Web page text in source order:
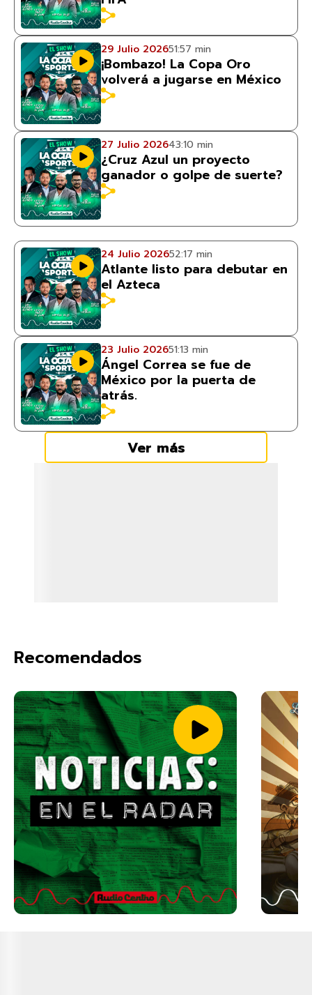
29 Julio 202651:57 min
¡Bombazo! La Copa Oro
volverá a jugarse en México
27 Julio 202643:10 min
¿Cruz Azul un proyecto
ganador o golpe de suerte?
24 Julio 202652:17 min
Atlante listo para debutar en
el Azteca
23 Julio 202651:13 min
Ángel Correa se fue de
México por la puerta de
atrás.
Ver más
Recomendados